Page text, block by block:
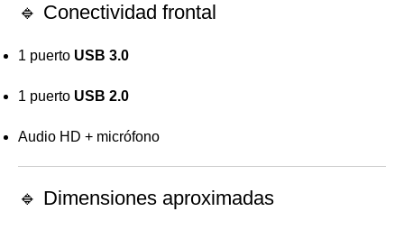
🔹 Conectividad frontal
1 puerto USB 3.0
1 puerto USB 2.0
Audio HD + micrófono
🔹 Dimensiones aproximadas